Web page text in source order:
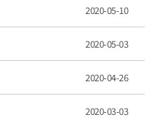
2020-05-10
2020-05-03
2020-04-26
2020-03-03